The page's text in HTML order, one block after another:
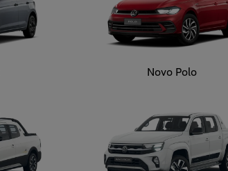
Novo Polo